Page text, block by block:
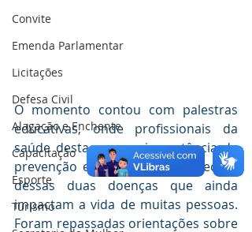
Convite
Emenda Parlamentar
Licitações
Defesa Civil
Alagação e Enchente
Capacitação
Esporte
Turismo
O momento contou com palestras
educativas, onde profissionais da
saúde destacaram a importância da
prevenção e do diagnóstico precoce
dessas duas doenças que ainda
impactam a vida de muitas pessoas.
Foram repassadas orientações sobre